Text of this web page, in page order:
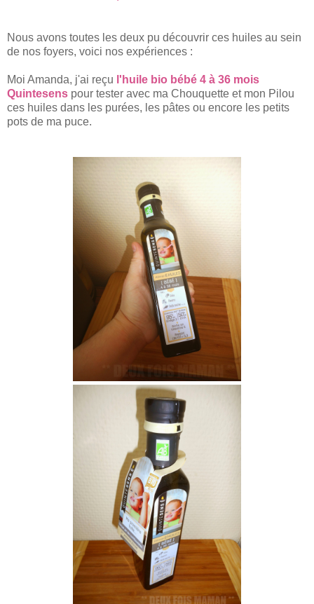
Nous avons toutes les deux pu découvrir ces huiles au sein
de nos foyers, voici nos expériences :
Moi Amanda, j'ai reçu l'huile bio bébé 4 à 36 mois
Quintesens pour tester avec ma Chouquette et mon Pilou
ces huiles dans les purées, les pâtes ou encore les petits
pots de ma puce.